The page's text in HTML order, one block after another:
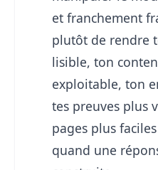
et franchement
plutôt de rendre
lisible, ton
exploitable, ton
tes preuves plus
pages plus
quand une